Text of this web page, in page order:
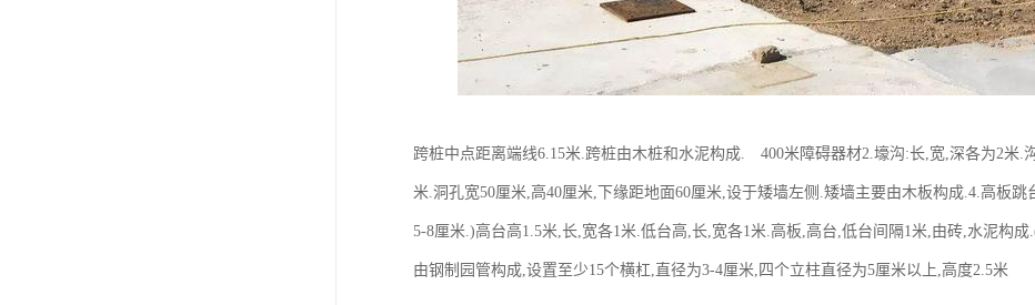
跨桩中点距离端线6.15米.跨桩由木桩和水泥构成. 400米障碍器材2.壕沟:长,宽,深各为2米.
米.洞孔宽50厘米,高40厘米,下缘距地面60厘米,设于矮墙左侧.矮墙主要由木板构成.4.高板
5-8厘米.)高台高1.5米,长,宽各1米.低台高,长,宽各1米.高板,高台,低台间隔1米,由砖,水泥构
由钢制园管构成,设置至少15个横杠,直径为3-4厘米,四个立柱直径为5厘米以上,高度2.5米